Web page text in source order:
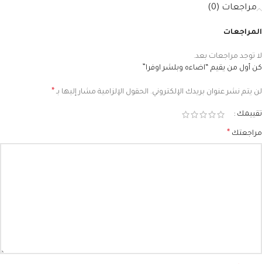
مراجعات (0)
المراجعات
لا توجد مراجعات بعد.
كن أول من يقيم “اضاءه وبلشر اوفرا”
لن يتم نشر عنوان بريدك الإلكتروني. الحقول الإلزامية مشار إليها بـ *
تقييمك
مراجعتك *